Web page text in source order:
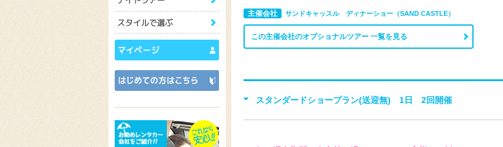
主催会社 サンドキャッスル ディナーショー（SAND CASTLE）
この主催会社のオプショナルツアー 一覧を見る
スタンダードショープラン(送迎無) 1日 2回開催